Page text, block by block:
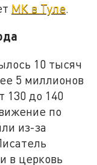
МК в Туле.
10 тысяч
5 миллионов
130 до 140
по
из-за
в церковь